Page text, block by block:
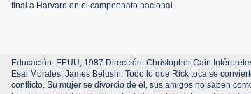
final a Harvard en el campeonato nacional.
Educación. EEUU, 1987 Dirección: Christopher Cain
Esai Morales, James Belushi. Todo lo que Rick toca se
conflicto. Su mujer se divorció de él, sus amigos no saben